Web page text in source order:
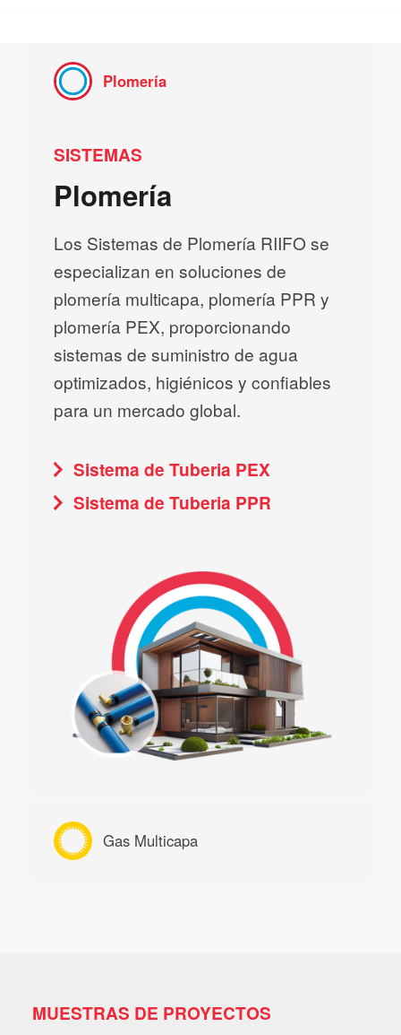
Plomería
SISTEMAS
Plomería
Los Sistemas de Plomería RIIFO se
especializan en soluciones de
plomería multicapa, plomería PPR y
plomería PEX, proporcionando
sistemas de suministro de agua
optimizados, higiénicos y confiables
para un mercado global.
Sistema de Tuberia PEX
Sistema de Tuberia PPR
Gas Multicapa
MUESTRAS DE PROYECTOS